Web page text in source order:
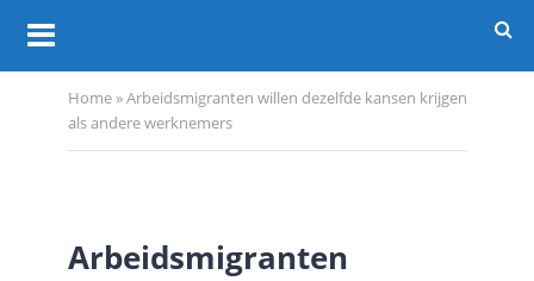
Home»Arbeidsmigranten willen dezelfde kansen krijgen
als andere werknemers
Arbeidsmigranten